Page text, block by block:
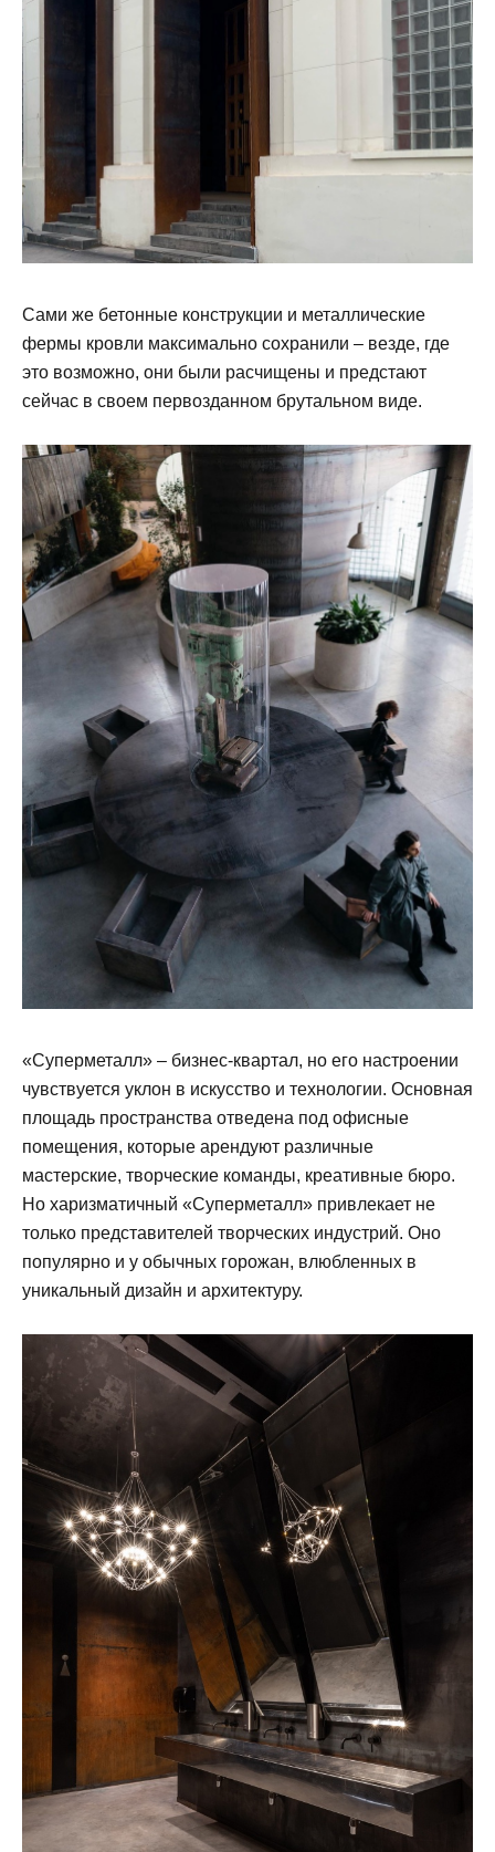
Сами же бетонные конструкции и металлические
фермы кровли максимально сохранили – везде, где
это возможно, они были расчищены и предстают
сейчас в своем первозданном брутальном виде.
«Суперметалл» – бизнес-квартал, но его настроении
чувствуется уклон в искусство и технологии. Основная
площадь пространства отведена под офисные
помещения, которые арендуют различные
мастерские, творческие команды, креативные бюро.
Но харизматичный «Суперметалл» привлекает не
только представителей творческих индустрий. Оно
популярно и у обычных горожан, влюбленных в
уникальный дизайн и архитектуру.